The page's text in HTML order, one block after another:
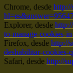
Chrome, desde http://
Explorer, desde
to-manage-cookies-
Firefox, desde http://
deshabilitar-cookies-
Safari, desde http://